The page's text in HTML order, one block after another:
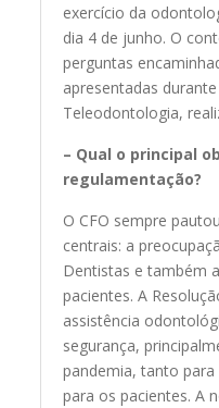
exercício da
dia 4 de junho. O
perguntas
apresentadas
Teleodontologia,
– Qual o principal
regulamentação?
O CFO sempre
centrais: a
Dentistas e também
pacientes. A
assistência
segurança,
pandemia, tanto
para os pacientes. A